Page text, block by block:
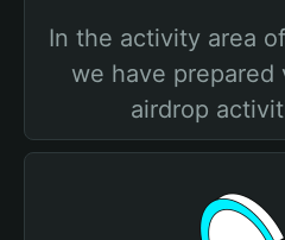
In the activity area
we have prepared
airdrop